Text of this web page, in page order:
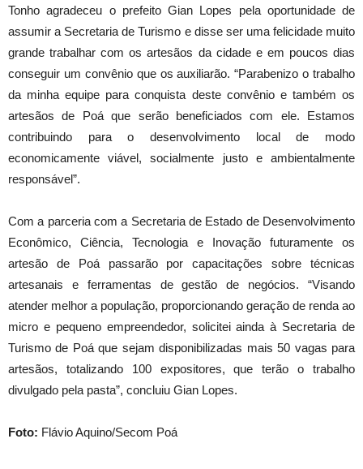
Tonho agradeceu o prefeito Gian Lopes pela oportunidade de
assumir a Secretaria de Turismo e disse ser uma felicidade muito
grande trabalhar com os artesãos da cidade e em poucos dias
conseguir um convênio que os auxiliarão. “Parabenizo o trabalho
da minha equipe para conquista deste convênio e também os
artesãos de Poá que serão beneficiados com ele. Estamos
contribuindo para o desenvolvimento local de modo
economicamente viável, socialmente justo e ambientalmente
responsável”.
Com a parceria com a Secretaria de Estado de Desenvolvimento
Econômico, Ciência, Tecnologia e Inovação futuramente os
artesão de Poá passarão por capacitações sobre técnicas
artesanais e ferramentas de gestão de negócios. “Visando
atender melhor a população, proporcionando geração de renda ao
micro e pequeno empreendedor, solicitei ainda à Secretaria de
Turismo de Poá que sejam disponibilizadas mais 50 vagas para
artesãos, totalizando 100 expositores, que terão o trabalho
divulgado pela pasta”, concluiu Gian Lopes.
Foto: Flávio Aquino/Secom Poá